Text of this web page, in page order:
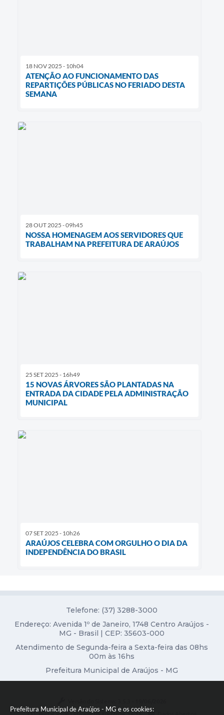
Prefeitura Municipal de Araújos - MG e os cookies:
18 NOV 2025 - 10h04
ATENÇÃO AO FUNCIONAMENTO DAS
REPARTIÇÕES PÚBLICAS NO FERIADO DESTA
SEMANA
28 OUT 2025 - 09h45
NOSSA HOMENAGEM AOS SERVIDORES QUE
TRABALHAM NA PREFEITURA DE ARAÚJOS
25 SET 2025 - 16h49
15 NOVAS ÁRVORES SÃO PLANTADAS NA
ENTRADA DA CIDADE PELA ADMINISTRAÇÃO
MUNICIPAL
07 SET 2025 - 10h26
ARAÚJOS CELEBRA COM ORGULHO O DIA DA
INDEPENDÊNCIA DO BRASIL
Telefone: (37) 3288-3000
Endereço: Avenida 1º de Janeiro, 1748 Centro Araújos -
MG - Brasil | CEP: 35603-000
Atendimento de Segunda-feira a Sexta-feira das 08hs
00m às 16hs
Prefeitura Municipal de Araújos - MG